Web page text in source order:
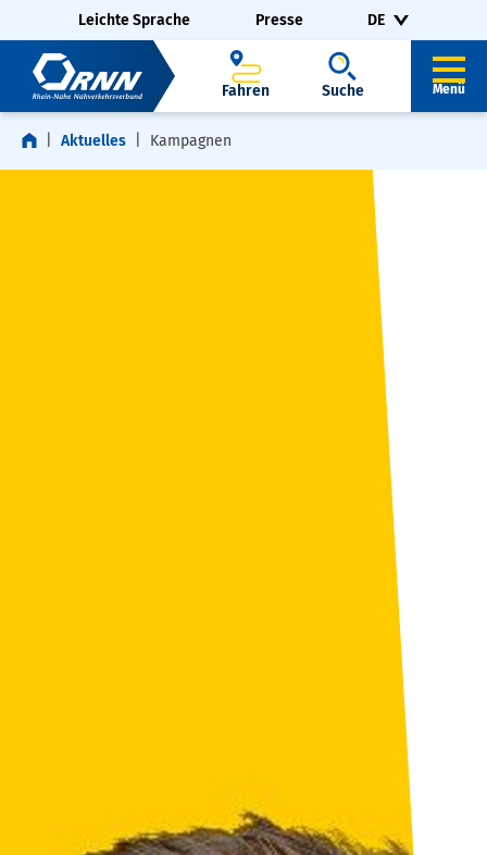
Navigation überspringen
Zur Fußzeile springen
Leichte Sprache Presse DE
Fahren Suche Menü
Aktuelles Kampagnen